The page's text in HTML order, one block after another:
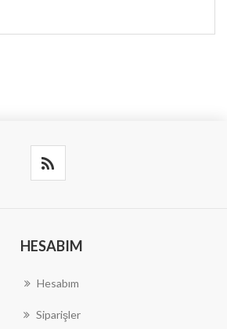
HESABIM
Hesabım
Siparişler